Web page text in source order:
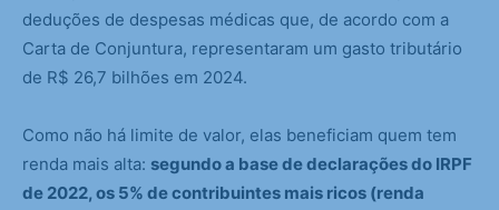
deduções de despesas médicas que, de acordo com a
Carta de Conjuntura, representaram um gasto tributário
de R$ 26,7 bilhões em 2024.
Como não há limite de valor, elas beneficiam quem tem
renda mais alta: segundo a base de declarações do IRPF
de 2022, os 5% de contribuintes mais ricos (renda